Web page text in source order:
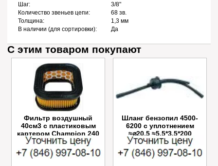
Шаг:
3/8"
Количество звеньев цепи:
68 зв.
Толщина:
1,3 мм
В наличии (для сортировки):
Да
С этим товаром покупают
Фильтр воздушный
40см3 с пластиковым
картером Champion 240
Шланг бензопил 4500-
6200 с уплотнением
≈⌀20,5 ≈5.5*3.5*200